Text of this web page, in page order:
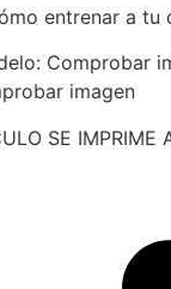
entrenar a tu
Comprobar
imagen
SE IMPRIME